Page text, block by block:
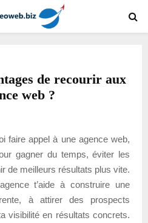
de recourir aux
web ?
faire appel à une agence web,
gagner du temps, éviter les
de meilleurs résultats plus vite.
t’aide à construire une
à attirer des prospects
visibilité en résultats concrets.